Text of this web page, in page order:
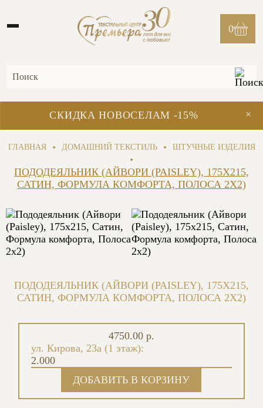
0
×
СКИДКА НОВОСЕЛАМ -15%
ГЛАВНАЯ • ДОМАШНИЙ ТЕКСТИЛЬ • ШТУЧНЫЕ ИЗДЕЛИЯ
•
ПОДОДЕЯЛЬНИК (АЙВОРИ (PAISLEY), 175X215,
САТИН, ФОРМУЛА КОМФОРТА, ПОЛОСА 2X2)
ПОДОДЕЯЛЬНИК (АЙВОРИ (PAISLEY), 175X215,
САТИН, ФОРМУЛА КОМФОРТА, ПОЛОСА 2X2)
ул. Кирова, 23а (1 этаж):
2.000
4750.00 р.